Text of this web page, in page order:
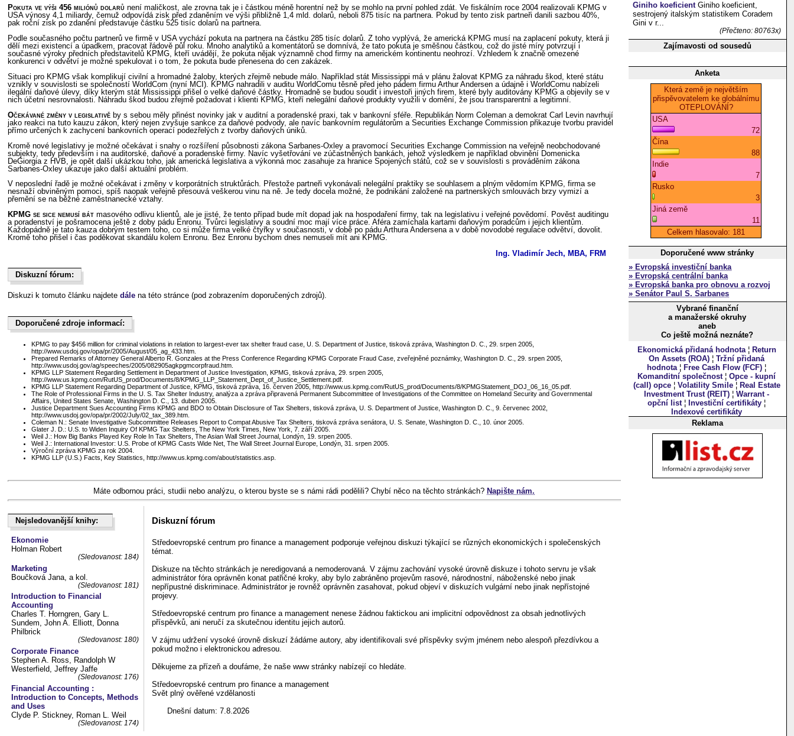
Pokuta ve výši 456 miliónů dolarů není maličkost, ale zrovna tak je i částkou méně horentní než by se mohlo na první pohled zdát. Ve fiskálním roce 2004 realizovali KPMG v
USA výnosy 4,1 miliardy, čemuž odpovídá zisk před zdaněním ve výši přibližně 1,4 mld. dolarů, neboli 875 tisíc na partnera. Pokud by tento zisk partneři danili sazbou 40%,
pak roční zisk po zdanění představuje částku 525 tisíc dolarů na partnera.
Podle současného počtu partnerů ve firmě v USA vychází pokuta na partnera na částku 285 tisíc dolarů. Z toho vyplývá, že americká KPMG musí na zaplacení pokuty, která ji
dělí mezi existencí a úpadkem, pracovat řádově půl roku. Mnoho analytiků a komentátorů se domnívá, že tato pokuta je směšnou částkou, což do jisté míry potvrzují i
současné výroky předních představitelů KPMG, kteří uvádějí, že pokuta nějak významně chod firmy na americkém kontinentu neohrozí. Vzhledem k značně omezené
konkurenci v odvětví je možné spekulovat i o tom, že pokuta bude přenesena do cen zakázek.
Situaci pro KPMG však komplikují civilní a hromadné žaloby, kterých zřejmě nebude málo. Například stát Mississippi má v plánu žalovat KPMG za náhradu škod, které státu
vznikly v souvislosti se společností WorldCom (nyní MCI). KPMG nahradili v auditu WorldComu těsně před jeho pádem firmu Arthur Andersen a údajně i WorldComu nabízeli
ilegální daňové úlevy, díky kterým stát Mississippi přišel o velké daňové částky. Hromadně se budou soudit i investoři jiných firem, které byly auditovány KPMG a objevily se v
nich účetní nesrovnalosti. Náhradu škod budou zřejmě požadovat i klienti KPMG, kteří nelegální daňové produkty využili v domění, že jsou transparentní a legitimní.
Očekávané změny v legislativěby s sebou měly přinést novinky jak v auditní a poradenské praxi, tak v bankovní sféře. Republikán Norm Coleman a demokrat Carl Levin navrhují
jako reakci na tuto kauzu zákon, který nejen zvyšuje sankce za daňové podvody, ale navíc bankovním regulátorům a Securities Exchange Commission přikazuje tvorbu pravidel
přímo určených k zachycení bankovních operací podezřelých z tvorby daňových úniků.
Kromě nové legislativy je možné očekávat i snahy o rozšíření působnosti zákona Sarbanes-Oxley a pravomocí Securities Exchange Commission na veřejně neobchodované
subjekty, tedy především i na auditorské, daňové a poradenské firmy. Navíc vyšetřování ve zúčastněných bankách, jehož výsledkem je například obvinění Domenicka
DeGiorgia z HVB, je opět další ukázkou toho, jak americká legislativa a výkonná moc zasahuje za hranice Spojených států, což se v souvislosti s prováděním zákona
Sarbanes-Oxley ukazuje jako další aktuální problém.
V neposlední řadě je možné očekávat i změny v korporátních struktůrách. Přestože partneři vykonávali nelegální praktiky se souhlasem a plným vědomím KPMG, firma se
nesnaží obviněným pomoci, spíš naopak veřejně přesouvá veškerou vinu na ně. Je tedy docela možné, že podnikání založené na partnerských smlouvách brzy vymizí a
přemění se na běžné zaměstnanecké vztahy.
KPMG se sice nemusí bátmasového odlivu klientů, ale je jisté, že tento případ bude mít dopad jak na hospodaření firmy, tak na legislativu i veřejné povědomí. Pověst auditingu
a poradenství je pošramocena ještě z doby pádu Enronu. Tvůrci legislativy a soudní moc mají více práce. Aféra zamíchala kartami daňovým poradcům i jejich klientům.
Každopádně je tato kauza dobrým testem toho, co si může firma velké čtyřky v současnosti, v době po pádu Arthura Andersena a v době novodobé regulace odvětví, dovolit.
Kromě toho přišel i čas poděkovat skandálu kolem Enronu. Bez Enronu bychom dnes nemuseli mít ani KPMG.
Ing. Vladimír Jech, MBA, FRM
Diskuzní fórum:
Dukiszín fmóur:
Diskuzi k tomuto článku najdete dálena této stránce (pod zobrazením doporučených zdrojů).
Doporučené zdroje informací:
Depéurčono zjpdre ifnoírcma:
KPMG to pay $456 million for criminal violations in relation to largest-ever tax shelter fraud case, U. S. Department of Justice, tisková zpráva, Washington D. C., 29. srpen 2005,
http://www.usdoj.gov/opa/pr/2005/August/05_ag_433.htm.
Prepared Remarks of Attorney General Alberto R. Gonzales at the Press Conference Regarding KPMG Corporate Fraud Case, zveřejněné poznámky, Washington D. C., 29. srpen 2005,
http://www.usdoj.gov/ag/speeches/2005/082905agkpgmcorpfraud.htm.
KPMG LLP Statement Regarding Settlement in Department of Justice Investigation, KPMG, tisková zpráva, 29. srpen 2005,
http://www.us.kpmg.com/RutUS_prod/Documents/8/KPMG_LLP_Statement_Dept_of_Justice_Settlement.pdf.
KPMG LLP Statement Regarding Department of Justice, KPMG, tisková zpráva, 16. červen 2005, http://www.us.kpmg.com/RutUS_prod/Documents/8/KPMGStatement_DOJ_06_16_05.pdf.
The Role of Professional Firms in the U. S. Tax Shelter Industry, analýza a zpráva připravená Permanent Subcommittee of Investigations of the Committee on Homeland Security and Governmental
Affairs, United States Senate, Washington D. C., 13. duben 2005.
Justice Department Sues Accounting Firms KPMG and BDO to Obtain Disclosure of Tax Shelters, tisková zpráva, U. S. Department of Justice, Washington D. C., 9. červenec 2002,
http://www.usdoj.gov/opa/pr/2002/July/02_tax_389.htm.
Coleman N.: Senate Investigative Subcommittee Releases Report to Compat Abusive Tax Shelters, tisková zpráva senátora, U. S. Senate, Washington D. C., 10. únor 2005.
Glater J. D.: U.S. to Widen Inquiry Of KPMG Tax Shelters, The New York Times, New York, 7. září 2005.
Weil J.: How Big Banks Played Key Role In Tax Shelters, The Asian Wall Street Journal, Londýn, 19. srpen 2005.
Weil J.: International Investor: U.S. Probe of KPMG Casts Wide Net, The Wall Street Journal Europe, Londýn, 31. srpen 2005.
Výroční zpráva KPMG za rok 2004.
KPMG LLP (U.S.) Facts, Key Statistics, http://www.us.kpmg.com/about/statistics.asp.
Máte odbornou práci, studii nebo analýzu, o kterou byste se s námi rádi podělili? Chybí něco na těchto stránkách? Napište nám.
Nejsledovanější knihy:
Nejsledovanější knihy:
Ekonomie
Holman Robert
(Sledovanost: 184)
Marketing
Boučková Jana, a kol.
(Sledovanost: 181)
Introduction to Financial
Accounting
Charles T. Horngren, Gary L.
Sundem, John A. Elliott, Donna
Philbrick
(Sledovanost: 180)
Corporate Finance
Stephen A. Ross, Randolph W
Westerfield, Jeffrey Jaffe
(Sledovanost: 176)
Financial Accounting :
Introduction to Concepts, Methods
and Uses
Clyde P. Stickney, Roman L. Weil
(Sledovanost: 174)
Diskuzní fórum
Středoevropské centrum pro finance a management podporuje veřejnou diskuzi týkající se různých ekonomických i společenských
témat.
Diskuze na těchto stránkách je neredigovaná a nemoderovaná. V zájmu zachování vysoké úrovně diskuze i tohoto servru je však
administrátor fóra oprávněn konat patřičné kroky, aby bylo zabráněno projevům rasové, národnostní, náboženské nebo jinak
nepřípustné diskriminace. Administrátor je rovněž oprávněn zasahovat, pokud objeví v diskuzích vulgární nebo jinak nepřístojné
projevy.
Středoevropské centrum pro finance a management nenese žádnou faktickou ani implicitní odpovědnost za obsah jednotlivých
příspěvků, ani neručí za skutečnou identitu jejich autorů.
V zájmu udržení vysoké úrovně diskuzí žádáme autory, aby identifikovali své příspěvky svým jménem nebo alespoň přezdívkou a
pokud možno i elektronickou adresou.
Děkujeme za přízeň a doufáme, že naše www stránky nabízejí co hledáte.
Středoevropské centrum pro finance a management
Svět plný ověřené vzdělanosti
Dnešní datum: 7.8.2026
Giniho koeficientGiniho koeficient,
sestrojený italským statistikem Coradem
Gini v r...
(Přečteno: 80763x)
Zajímavosti od sousedů
Anketa
Doporučené www stránky
» Evropská investiční banka
» Evropská centrální banka
» Evropská banka pro obnovu a rozvoj
» Senátor Paul S. Sarbanes
Vybrané finanční
a manažerské okruhy
aneb
Co ještě možná neznáte?
Ekonomická přidaná hodnota¦ Return
On Assets (ROA) ¦Tržní přidaná
hodnota¦ Free Cash Flow (FCF) ¦
Komanditní společnost¦Opce - kupní
(call) opce¦ Volatility Smile¦ Real Estate
Investment Trust (REIT) ¦Warrant -
opční list¦ Investiční certifikáty ¦
Indexové certifikáty
Reklama